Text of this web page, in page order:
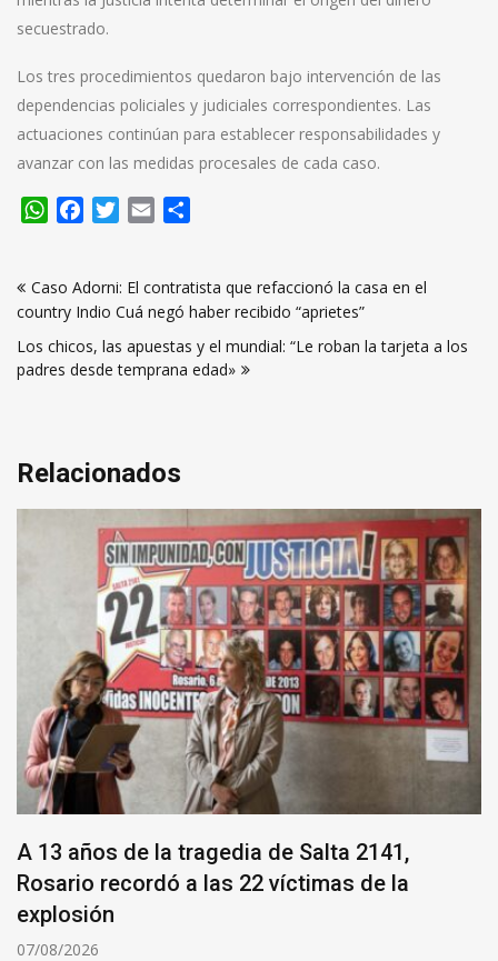
secuestrado.
Los tres procedimientos quedaron bajo intervención de las
dependencias policiales y judiciales correspondientes. Las
actuaciones continúan para establecer responsabilidades y
avanzar con las medidas procesales de cada caso.
WhatsApp
FacebookTwitter
Email
de
entradas
Caso Adorni: El contratista que refaccionó la casa en el
country Indio Cuá negó haber recibido “aprietes”
Los chicos, las apuestas y el mundial: “Le roban la tarjeta a los
padres desde temprana edad»
Relacionados
A 13 años de la tragedia de Salta 2141,
Rosario recordó a las 22 víctimas de la
explosión
07/08/2026